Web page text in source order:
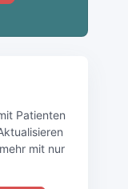
Patienten
mit nur